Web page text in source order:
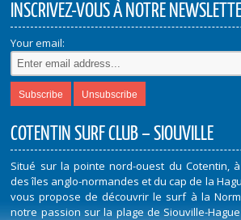
INSCRIVEZ-VOUS À NOTRE
Your email:
COTENTIN SURF CLUB – SIOUVILLE
Situé sur la pointe nord-ouest du Cotentin,
des îles anglo-normandes et du cap de la
vous propose de découvrir le surf à la
notre passion sur la plage de Siouville-